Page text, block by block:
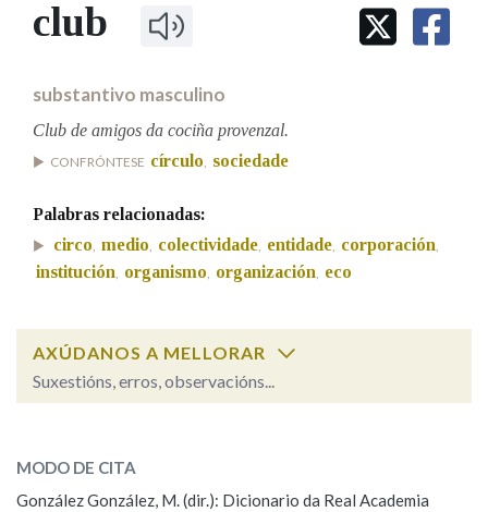
IDENTIDADE CORPORATIVA
MARCIAL DEL ADALID
FIGURAS HOMENAXEADAS
PRIMAVERA DAS LETRAS
PORTAL DAS PALABRAS
Facebook
TwitterYoutubeInstagram
Bluesky
BUSCAR NOS LEMAS
Remata por
Contén
BUSCAR NO CONTIDO
Nas definicións
Nos exemplos
club
substantivo masculino
Club de amigos da cociña provenzal.
CONFRÓNTESE círculo, sociedade
Palabras relacionadas:
circo, medio, colectividade, entidade, corporación,
institución, organismo, organización, eco
AXÚDANOS A MELLORAR
Suxestións, erros, observacións...
ESCOLLE UNHA OPCIÓN:
MODO DE CITA
González González, M. (dir.): Dicionario da Real Academia